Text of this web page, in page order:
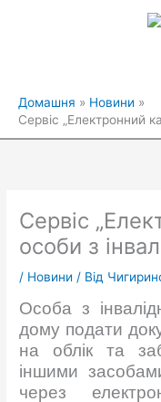
Домашня
Новини
Сервіс „Електронний
Сервіс
особи з
/ Новини / Від
Особа з
дому подати
на облік та
іншими
через